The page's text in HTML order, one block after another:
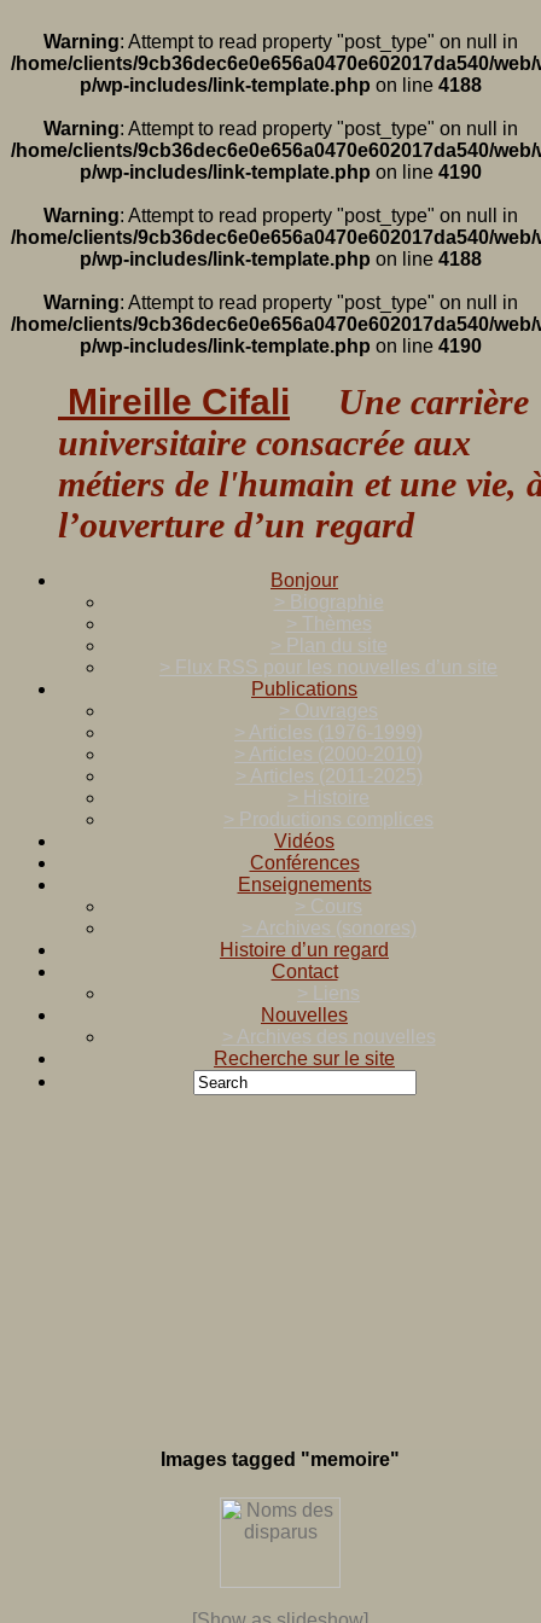
Warning: Attempt to read property "post_type" on null in
/home/clients/9cb36dec6e0e656a0470e602017da540/web/
p/wp-includes/link-template.php on line 4188
Warning: Attempt to read property "post_type" on null in
/home/clients/9cb36dec6e0e656a0470e602017da540/web/
p/wp-includes/link-template.php on line 4190
Warning: Attempt to read property "post_type" on null in
/home/clients/9cb36dec6e0e656a0470e602017da540/web/
p/wp-includes/link-template.php on line 4188
Warning: Attempt to read property "post_type" on null in
/home/clients/9cb36dec6e0e656a0470e602017da540/web/
p/wp-includes/link-template.php on line 4190
Mireille Cifali Une carrière
universitaire consacrée aux
métiers de l'humain et une vie,
l’ouverture d’un regard
Bonjour
> Biographie
> Thèmes
> Plan du site
> Flux RSS pour les nouvelles d’un site
Publications
> Ouvrages
> Articles (1976-1999)
> Articles (2000-2010)
> Articles (2011-2025)
> Histoire
> Productions complices
Vidéos
Conférences
Enseignements
> Cours
> Archives (sonores)
Histoire d’un regard
Contact
> Liens
Nouvelles
> Archives des nouvelles
Recherche sur le site
Images tagged "memoire"